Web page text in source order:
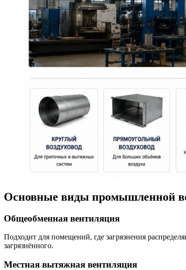
Основные виды промышленной
Общеобменная вентиляция
Подходит для помещений, где загрязнения
загрязнённого.
Местная вытяжная вентиляция